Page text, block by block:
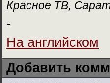
Красное ТВ,
-
На английском
Добавить